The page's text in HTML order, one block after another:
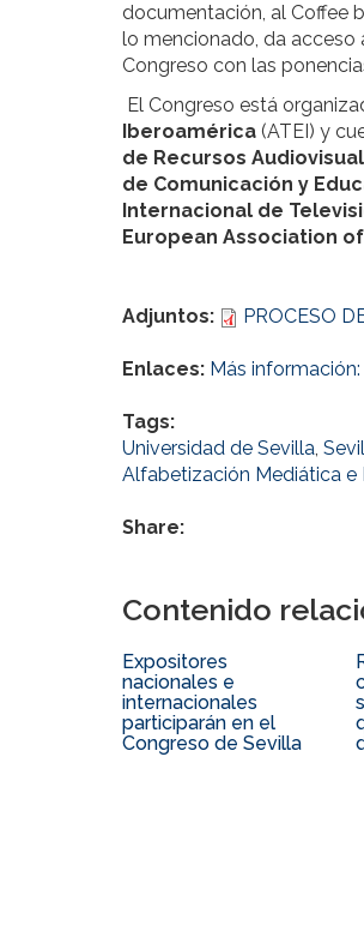
documentación, al Coffee
lo mencionado, da acceso
Congreso con las
El Congreso está
Iberoamérica (ATEI) y
de Recursos
de Comunicación y
Internacional de
European Association
Adjuntos: PROCESO
Enlaces: Más información:
Tags:
Universidad de Sevilla,
Alfabetización Mediática e
Share:
Contenido
Expositores
nacionales e
internacionales
participarán en el
Congreso de Sevilla